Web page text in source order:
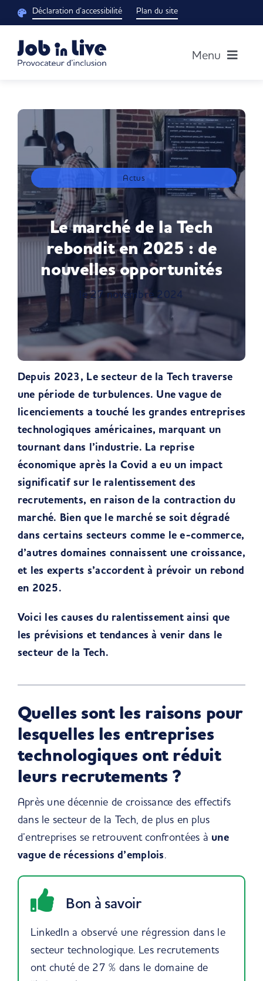
Passer
au
contenu
Déclaration d’accessibilité Plan du site
Menu
Notre groupe
Découvrir nos solutions
Blog RH
Je suis un candidat
Actus
Le marché de la Tech
rebondit en 2025 : de
nouvelles opportunités
le 27 novembre 2024
Depuis 2023, Le secteur de la Tech traverse
une période de turbulences. Une vague de
licenciements a touché les grandes entreprises
technologiques américaines, marquant un
tournant dans l’industrie. La reprise
économique après la Covid a eu un impact
significatif sur le ralentissement des
recrutements, en raison de la contraction du
marché. Bien que le marché se soit dégradé
dans certains secteurs comme le e-commerce,
d’autres domaines connaissent une croissance,
et les experts s’accordent à prévoir un rebond
en 2025.
Voici les causes du ralentissement ainsi que
les prévisions et tendances à venir dans le
secteur de la Tech.
Quelles sont les raisons pour
lesquelles les entreprises
technologiques ont réduit
leurs recrutements ?
Après une décennie de croissance des effectifs
dans le secteur de la Tech, de plus en plus
d’entreprises se retrouvent confrontées à une
vague de récessions d’emplois.
Bon à savoir
LinkedIn a observé une régression dans le
secteur technologique. Les recrutements
ont chuté de 27 % dans le domaine de